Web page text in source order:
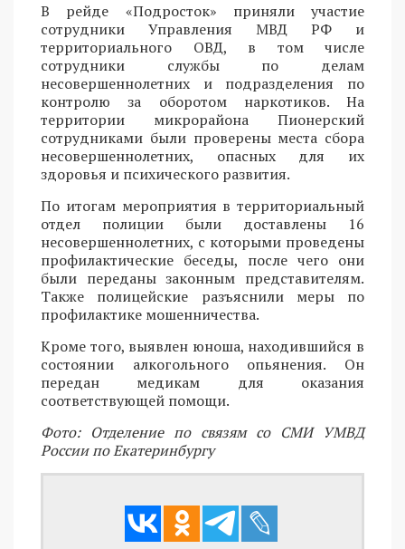
В рейде «Подросток» приняли участие
сотрудники Управления МВД РФ и
территориального ОВД, в том числе
сотрудники службы по делам
несовершеннолетних и подразделения по
контролю за оборотом наркотиков. На
территории микрорайона Пионерский
сотрудниками были проверены места сбора
несовершеннолетних, опасных для их
здоровья и психического развития.
По итогам мероприятия в территориальный
отдел полиции были доставлены 16
несовершеннолетних, с которыми проведены
профилактические беседы, после чего они
были переданы законным представителям.
Также полицейские разъяснили меры по
профилактике мошенничества.
Кроме того, выявлен юноша, находившийся в
состоянии алкогольного опьянения. Он
передан медикам для оказания
соответствующей помощи.
Фото: Отделение по связям со СМИ УМВД
России по Екатеринбургу